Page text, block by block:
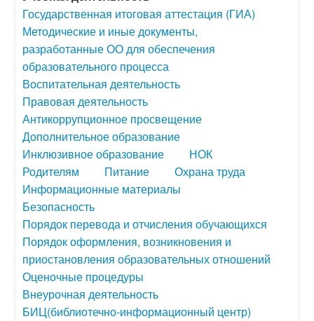
Государственная итоговая аттестация (ГИА)
Методические и иные документы,
разработанные ОО для обеспечения
образовательного процесса
Воспитательная деятельность
Правовая деятельность
Антикоррупционное просвещение
Дополнительное образование
Инклюзивное образование
НОК
Родителям
Питание
Охрана труда
Информационные материалы
Безопасность
Порядок перевода и отчисления обучающихся
Порядок оформления, возникновения и
приостановления образовательных отношений
Оценочные процедуры
Внеурочная деятельность
БИЦ(библиотечно-информационный центр)